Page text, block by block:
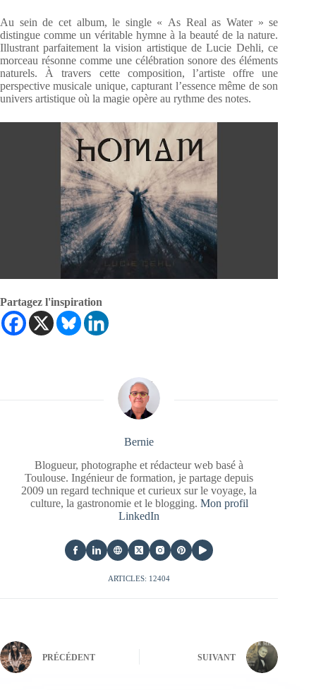
Au sein de cet album, le single « As Real as Water » se
distingue comme un véritable hymne à la beauté de la nature.
Illustrant parfaitement la vision artistique de Lucie Dehli, ce
morceau résonne comme une célébration sonore des éléments
naturels. À travers cette composition, l’artiste offre une
perspective musicale unique, capturant l’essence même de son
univers artistique où la magie opère au rythme des notes.
Partagez l'inspiration
Bernie
Blogueur, photographe et rédacteur web basé à
Toulouse. Ingénieur de formation, je partage depuis
2009 un regard technique et curieux sur le voyage, la
culture, la gastronomie et le blogging. Mon profil
LinkedIn
ARTICLES: 12404
PRÉCÉDENT SUIVANT